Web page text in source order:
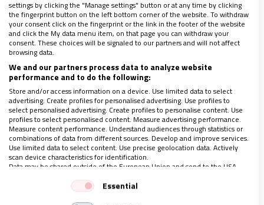
diocesanas,para poner en marcha los
denominados Corredores de Hospitalidad y la
llamada Mesa del Mundo Rural,que buscan
generar puentes entre las diócesis que tienen
una mayor presión migratoria y aquellos otros
territorios eclesiásticos, principalmente rurales,
quepueden ofrecer, no solo techo, sino un
trabajo que les permita salir adelante con
dignidad y rescatarles del pozo de la exclusión.
Revitalizar la España vaciada
settings by clicking the "Manage settings" button or at any time by clicking
the fingerprint button on the left bottom corner of the website. To withdraw
your consent click on the fingerprint or the link in the footer of the website
and click the My data menu item, on that page you can withdraw your
consent. These choices will be signaled to our partners and will not affect
browsing data.
We and our partners process data to analyze website
performance and to do the following:
Store and/or access information on a device. Use limited data to select
advertising. Create profiles for personalised advertising. Use profiles to
select personalised advertising. Create profiles to personalise content. Use
profiles to select personalised content. Measure advertising performance.
Measure content performance. Understand audiences through statistics or
combinations of data from different sources. Develop and improve services.
Use limited data to select content. Use precise geolocation data. Actively
scan device characteristics for identification.
Data may be shared outside of the European Union and send to the USA.
Your consent and the cookie policy applies solely to this website/app.
View Partner List (1 IAB Vendors)
Essential